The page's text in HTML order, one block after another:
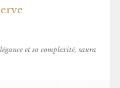
et sa complexité, saura